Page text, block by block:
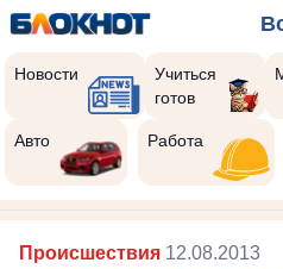
Новости
Учиться
готов
Авто Работа
Происшествия 12.08.2013